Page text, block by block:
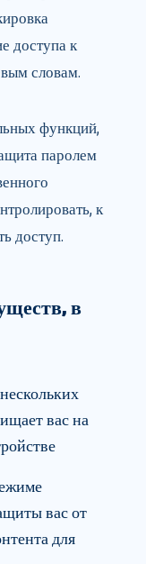
доступа к
словам.
функций,
паролем
к
доступ.
в
вас на
вас от
для